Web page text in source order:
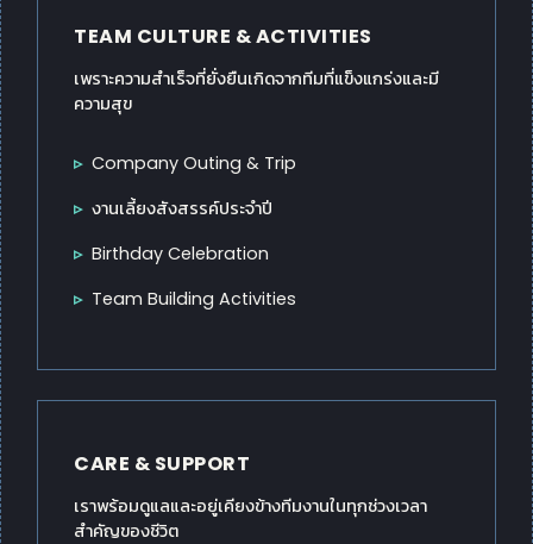
TEAM CULTURE & ACTIVITIES
เพราะความสำเร็จที่ยั่งยืนเกิดจากทีมที่แข็งแกร่งและมี
ความสุข
Company Outing & Trip
งานเลี้ยงสังสรรค์ประจำปี
Birthday Celebration
Team Building Activities
CARE & SUPPORT
เราพร้อมดูแลและอยู่เคียงข้างทีมงานในทุกช่วงเวลา
สำคัญของชีวิต